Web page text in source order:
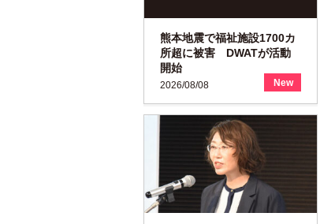
2026/08/08 New
熊本地震で福祉施設1700カ
所超に被害 DWATが活動
開始